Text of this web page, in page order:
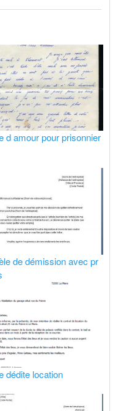
d amour pour prisonnier
de démission avec pr
dédite location